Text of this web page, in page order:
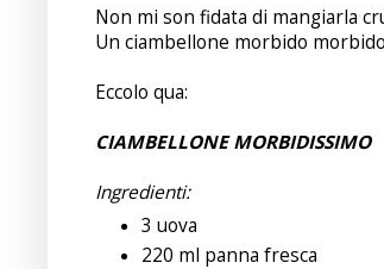
Non mi son fidata di mangiarla
Un ciambellone morbido
Eccolo qua:
CIAMBELLONE MORBIDISSIMO
Ingredienti:
3 uova
220 ml panna fresca